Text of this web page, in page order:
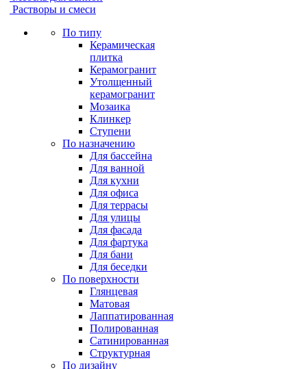
Растворы и смеси
По типу
Керамическая
плитка
Керамогранит
Утолщенный
керамогранит
Мозаика
Клинкер
Ступени
По назначению
Для бассейна
Для ванной
Для кухни
Для офиса
Для террасы
Для улицы
Для фасада
Для фартука
Для бани
Для беседки
По поверхности
Глянцевая
Матовая
Лаппатированная
Полированная
Сатинированная
Структурная
По дизайну